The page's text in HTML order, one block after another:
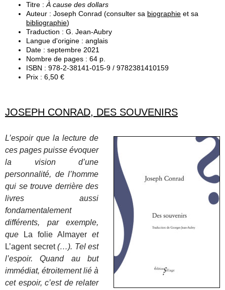
Titre : À cause des dollars
Auteur : Joseph Conrad (consulter sa biographie et sa
bibliographie)
Traduction : G. Jean-Aubry
Langue d'origine : anglais
Date : septembre 2021
Nombre de pages : 64 p.
ISBN : 978-2-38141-015-9 / 9782381410159
Prix : 6,50 €
JOSEPH CONRAD, DES SOUVENIRS
L’espoir que la lecture de
ces pages puisse évoquer
la vision d’une
personnalité, de l’homme
qui se trouve derrière des
livres aussi
fondamentalement
différents, par exemple,
que
La folie Almayer et
L’agent secret(…). Tel est
l’espoir. Quand au but
immédiat, étroitement lié à
cet espoir, c’est de relater